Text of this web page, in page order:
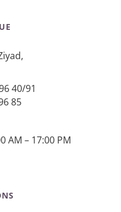
40/91
85
AM – 17:00 PM